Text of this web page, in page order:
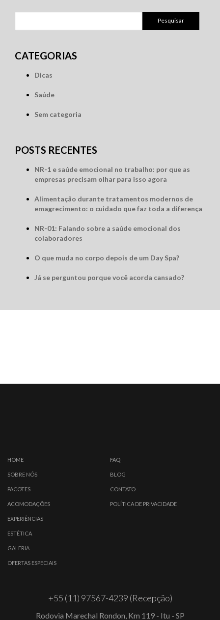
Pesquisar
por:
CATEGORIAS
Dicas
Saúde
Sem categoria
POSTS RECENTES
NR-1 e saúde emocional no trabalho: por que as
empresas precisam olhar para isso agora
Alimentação durante tratamentos modernos de
emagrecimento: o cuidado que faz toda a diferença
NR-01: Falando sobre a saúde emocional dos
colaboradores
O que muda no corpo depois de um Day Spa?
Já se perguntou porque você acorda cansado?
HOME
SOBRE NÓS
PACOTES
ACOMODAÇÕES
EXPERIÊNCIAS
ESTÉTICA
GALERIA
OFERTAS ESPECIAIS
FAQ
BLOG
CONTATO
POLÍTICA DE PRIVACIDADE
+55 (11) 97567-4239 (Recepção)
Rodovia Marechal Rondon, Km 119 - Itu - SP